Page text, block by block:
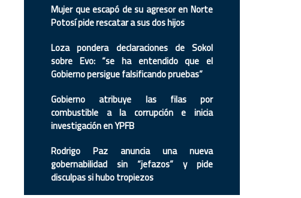
Mujer que escapó de su agresor en Norte
Potosí pide rescatar a sus dos hijos
Loza pondera declaraciones de Sokol
sobre Evo: “se ha entendido que el
Gobierno persigue falsificando pruebas”
Gobierno atribuye las filas por
combustible a la corrupción e inicia
investigación en YPFB
Rodrigo Paz anuncia una nueva
gobernabilidad sin “jefazos” y pide
disculpas si hubo tropiezos